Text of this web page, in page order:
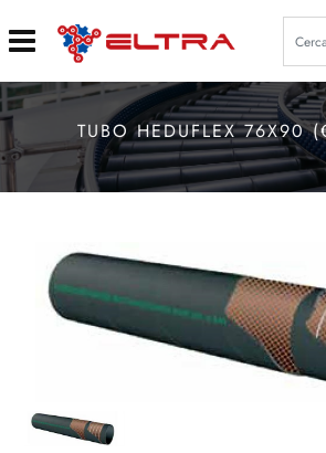
Open
TUBO HEDUFLEX 76X90